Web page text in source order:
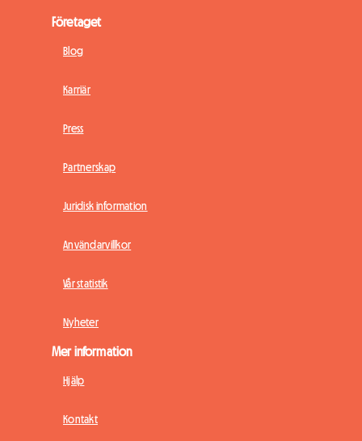
Företaget
Blog
Karriär
Press
Partnerskap
Juridisk information
Användarvillkor
Vår statistik
Nyheter
Mer information
Hjälp
Kontakt